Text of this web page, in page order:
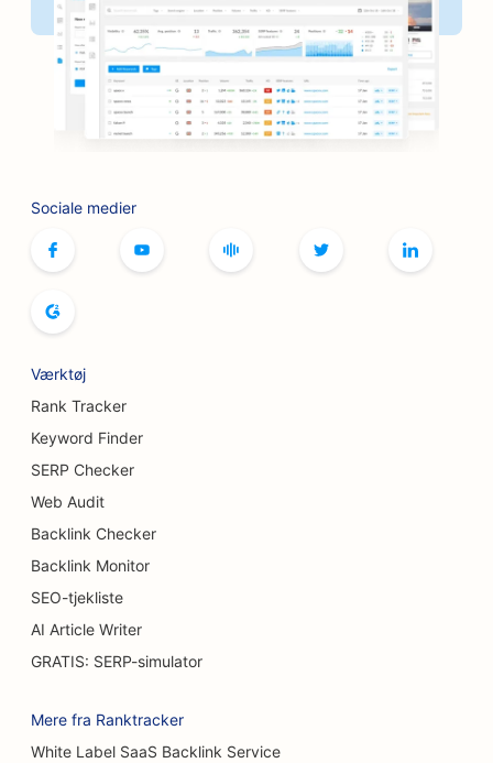
SEO til brætspilscaféer
SEO for grillbarer
SEO for boghandlere
SEO til bowlingbaner
SEO for brødbagerier
SEO for brystforstørrelsesydelser
SEO for bryggerier
SEO til burgerbiler
SEO for brandsårskirurger
SEO for bilforhandlere
Sociale medier
Værktøj
Rank Tracker
Keyword Finder
SERP Checker
Web Audit
Backlink Checker
Backlink Monitor
SEO-tjekliste
AI Article Writer
GRATIS: SERP-simulator
Mere fra Ranktracker
White Label SaaS Backlink Service